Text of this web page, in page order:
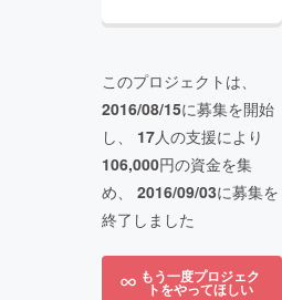
このプロジェクトは、
2016/08/15に募集を開始
し、 17人の支援により
106,000円の資金を集
め、 2016/09/03に募集を
終了しました
もう一度プロジェク
トをやってほしい